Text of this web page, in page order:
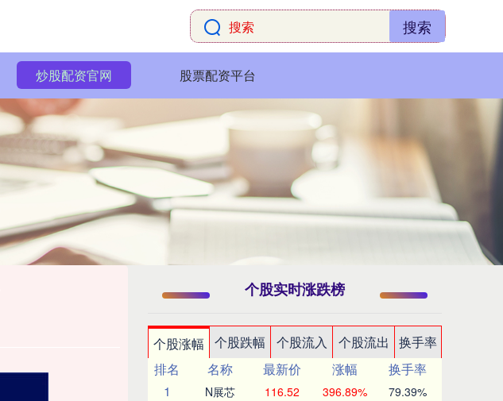
搜索
炒股配资官网 股票配资平台
个股实时涨跌榜
个股涨幅 个股跌幅 个股流入 个股流出
换手率
排名
名称 最新价 涨幅
换手率
1
N展芯 116.52 396.89% 79.39%